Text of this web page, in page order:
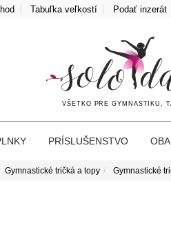
Tabuľka veľkostí Podať inzerát
VŠETKO PRE GYMNASTIKU,
PRÍSLUŠENSTVO
Gymnastické tričká a topy Gymnastické